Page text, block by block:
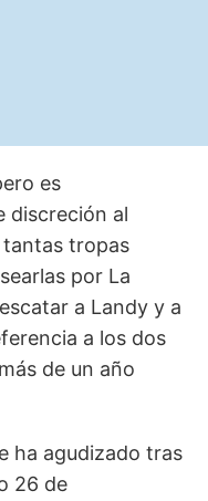
es
discreción al
tropas
por La
a Landy y a
a los dos
de un año
ha agudizado tras
26 de